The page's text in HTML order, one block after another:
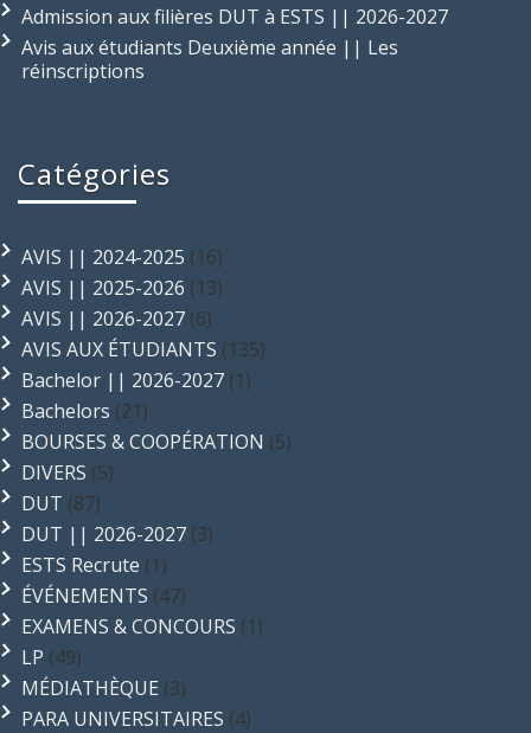
Admission aux filières DUT à ESTS || 2026-2027
Avis aux étudiants Deuxième année || Les
réinscriptions
Catégories
AVIS || 2024-2025 (16)
AVIS || 2025-2026 (13)
AVIS || 2026-2027 (6)
AVIS AUX ÉTUDIANTS (135)
Bachelor || 2026-2027 (1)
Bachelors (21)
BOURSES & COOPÉRATION (5)
DIVERS (5)
DUT (87)
DUT || 2026-2027 (3)
ESTS Recrute (1)
ÉVÉNEMENTS (47)
EXAMENS & CONCOURS (1)
LP (49)
MÉDIATHÈQUE (3)
PARA UNIVERSITAIRES (4)